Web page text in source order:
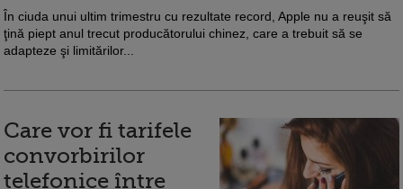
În ciuda unui ultim trimestru cu rezultate record, Apple nu a reuşit să
ţină piept anul trecut producătorului chinez, care a trebuit să se
adapteze şi limitărilor...
Care vor fi tarifele
convorbirilor
telefonice între